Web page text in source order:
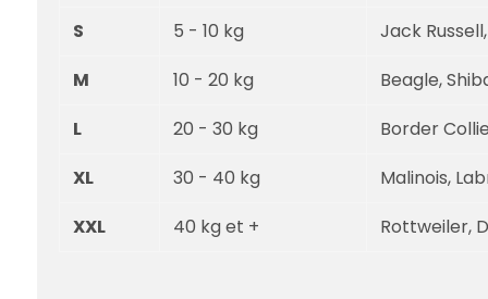
S 5 - 10 kg
Jack
M
10 - 20 kg
Beagle,
L
20 - 30 kg
Border
XL
30 - 40 kg
Malinois,
XXL
40 kg et + Rottweiler,